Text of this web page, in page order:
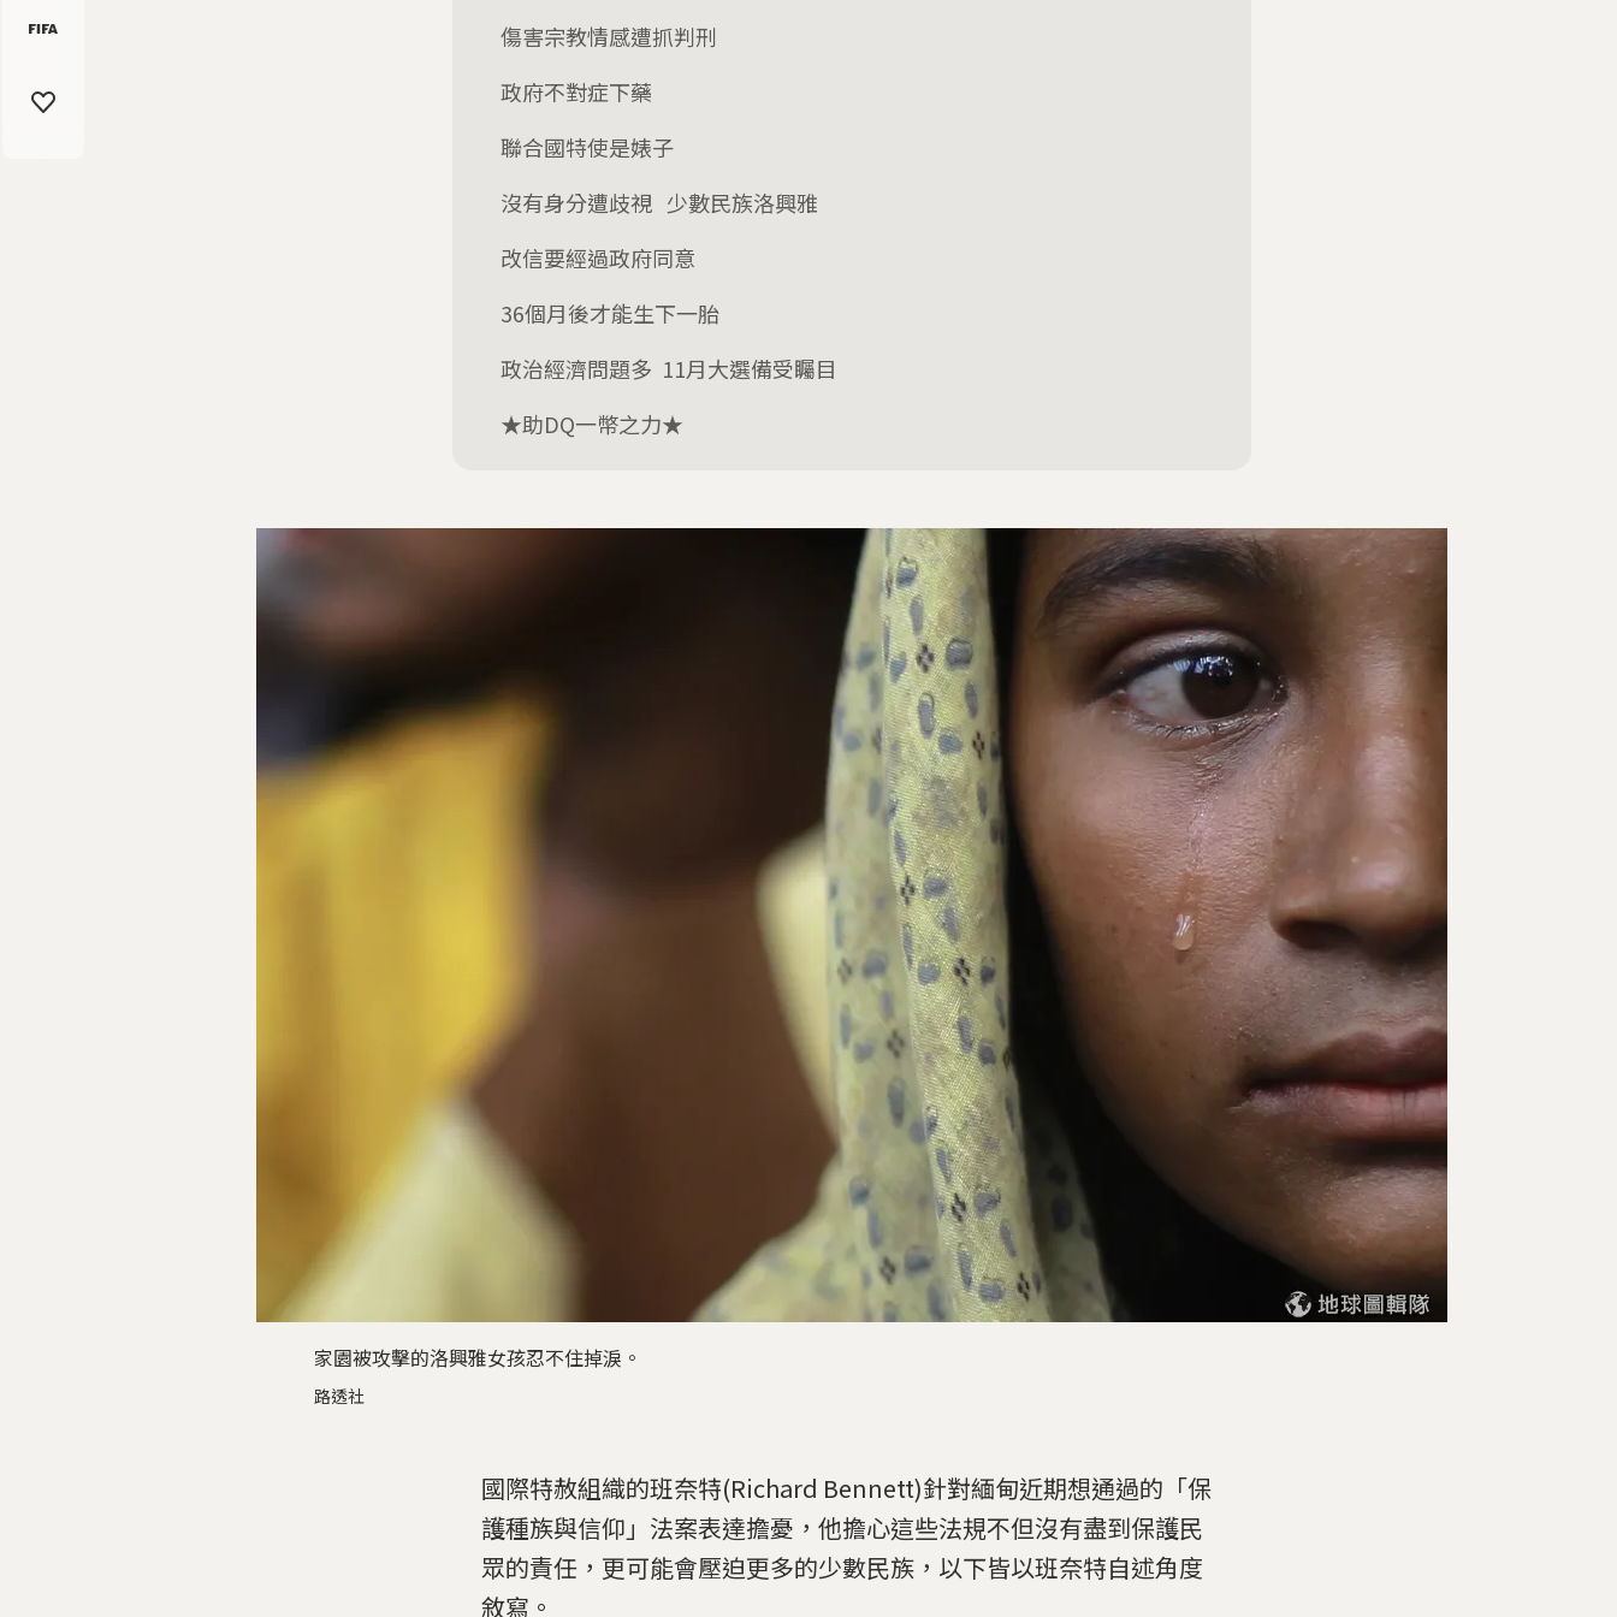
傷害宗教情感遭抓判刑
政府不對症下藥
聯合國特使是婊子
沒有身分遭歧視 少數民族洛興雅
改信要經過政府同意
36個月後才能生下一胎
政治經濟問題多 11月大選備受矚目
★助DQ一幣之力★
家園被攻擊的洛興雅女孩忍不住掉淚。
路透社
國際特赦組織的班奈特(Richard Bennett)針對緬甸近期想通過的「保
護種族與信仰」法案表達擔憂，他擔心這些法規不但沒有盡到保護民
眾的責任，更可能會壓迫更多的少數民族，以下皆以班奈特自述角度
敘寫。